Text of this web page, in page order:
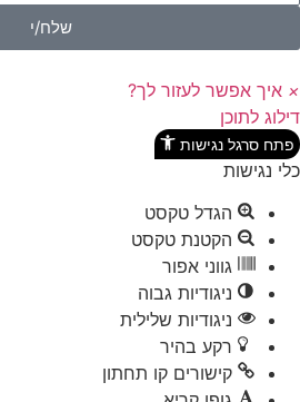
שלח/י
× איך אפשר לעזור לך?
דילוג לתוכן
פתח סרגל נגישות
כלי נגישות
הגדל טקסט
הקטנת טקסט
גווני אפור
ניגודיות גבוה
ניגודיות שלילית
רקע בהיר
קישורים קו תחתון